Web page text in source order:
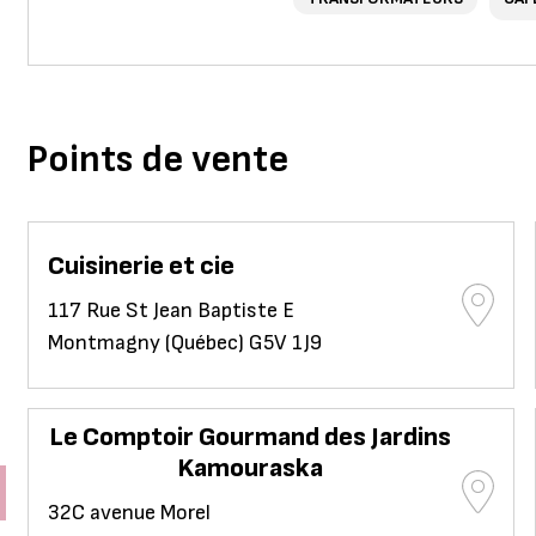
Points de vente
Cuisinerie et cie
117 Rue St Jean Baptiste E
Montmagny (Québec) G5V 1J9
Le Comptoir Gourmand des Jardins
Kamouraska
32C avenue Morel